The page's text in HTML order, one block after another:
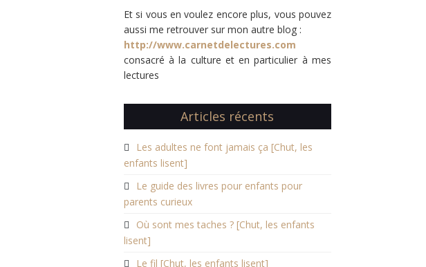
Et si vous en voulez encore plus, vous pouvez
aussi me retrouver sur mon autre blog :
http://www.carnetdelectures.com
consacré à la culture et en particulier à mes
lectures
Articles récents
Les adultes ne font jamais ça [Chut, les
enfants lisent]
Le guide des livres pour enfants pour
parents curieux
Où sont mes taches ? [Chut, les enfants
lisent]
Le fil [Chut, les enfants lisent]